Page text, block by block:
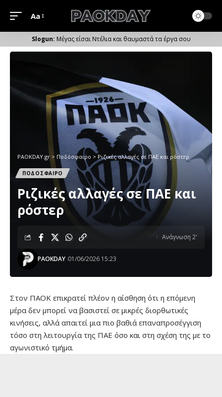
Μέγεθος
Γραμματοσειράς
Aa
Μέγας είσαι Ντέλια και θαυμαστά τα έργα σου
PAOKDAY.gr > Ποδόσφαιρο > Ριζικές αλλαγές σε ΠΑΕ και ρόστερ
ΠΟΔΟΣΦΑΙΡΟ
Ριζικές αλλαγές σε ΠΑΕ και
ρόστερ
PAOKDAY 01/06/2026 15:23
Ανάγνωση 2'
Στον ΠΑΟΚ επικρατεί πλέον η αίσθηση ότι η επόμενη
μέρα δεν μπορεί να βασιστεί σε μικρές διορθωτικές
κινήσεις, αλλά απαιτεί μια πιο βαθιά επαναπροσέγγιση
τόσο στη λειτουργία της ΠΑΕ όσο και στη σχέση της με το
αγωνιστικό τμήμα.